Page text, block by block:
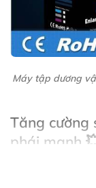
Máy tập dương
Tăng cường
phái mạnh
Máy tập